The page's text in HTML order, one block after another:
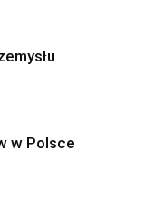
w Polsce